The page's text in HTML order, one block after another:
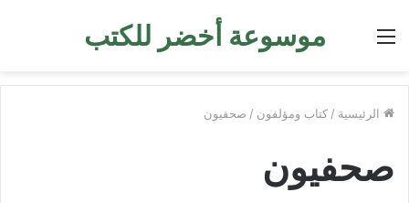
موسوعة أخضر للكتب القائمة
الرئيسية / كتاب ومؤلفون / صحفيون
صحفيون